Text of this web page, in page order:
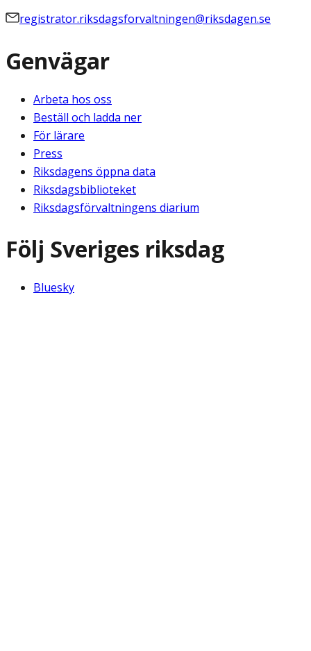
registrator.riksdagsforvaltningen@riksdagen.se
Genvägar
Arbeta hos oss
Beställ och ladda ner
För lärare
Press
Riksdagens öppna data
Riksdagsbiblioteket
Riksdagsförvaltningens diarium
Följ Sveriges riksdag
Bluesky